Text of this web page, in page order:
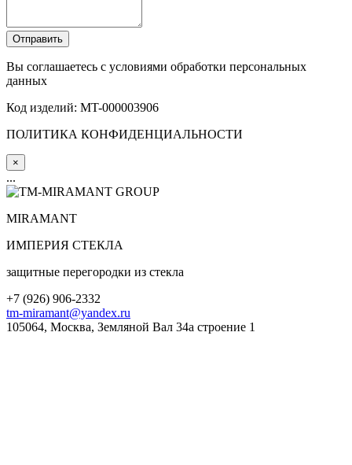
Вы соглашаетесь с условиями обработки персональных
данных
Код изделий: MT-000003906
ПОЛИТИКА КОНФИДЕНЦИАЛЬНОСТИ
×
...
MIRAMANT
ИМПЕРИЯ СТЕКЛА
защитные перегородки из стекла
+7 (926) 906-2332
tm-miramant@yandex.ru
105064, Москва, Земляной Вал 34а строение 1